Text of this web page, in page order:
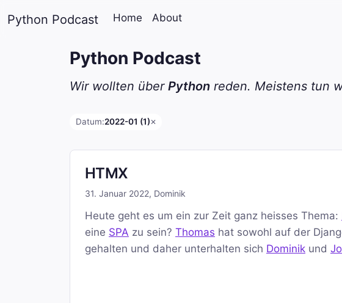
Python Podcast Home About
Python Podcast
Wir wollten über Python reden. Meistens tun
Datum:2022-01 (1)✕
HTMX
31. Januar 2022, Dominik
Heute geht es um ein zur Zeit ganz heisses Thema:
eine SPA zu sein? Thomas hat sowohl auf der
gehalten und daher unterhalten sich Dominik und